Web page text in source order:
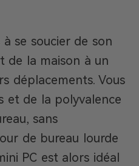
se soucier de son
de la maison à un
déplacements. Vous
et de la polyvalence
sans
de bureau lourde
PC est alors idéal